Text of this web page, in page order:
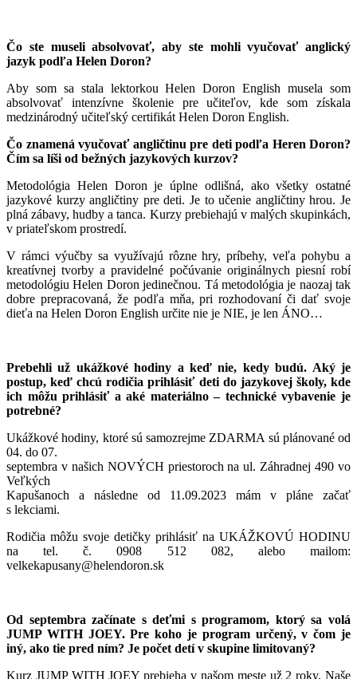
Čo ste museli absolvovať, aby ste mohli vyučovať anglický
jazyk podľa Helen Doron?
Aby som sa stala lektorkou Helen Doron English musela som
absolvovať intenzívne školenie pre učiteľov, kde som získala
medzinárodný učiteľský certifikát Helen Doron English.
Čo znamená vyučovať angličtinu pre deti podľa Heren Doron?
Čím sa líši od bežných jazykových kurzov?
Metodológia Helen Doron je úplne odlišná, ako všetky ostatné
jazykové kurzy angličtiny pre deti. Je to učenie angličtiny hrou. Je
plná zábavy, hudby a tanca. Kurzy prebiehajú v malých skupinkách,
v priateľskom prostredí.
V rámci výučby sa využívajú rôzne hry, príbehy, veľa pohybu a
kreatívnej tvorby a pravidelné počúvanie originálnych piesní robí
metodológiu Helen Doron jedinečnou. Tá metodológia je naozaj tak
dobre prepracovaná, že podľa mňa, pri rozhodovaní či dať svoje
dieťa na Helen Doron English určite nie je NIE, je len ÁNO…
Prebehli už ukážkové hodiny a keď nie, kedy budú. Aký je
postup, keď chcúrodičia prihlásiť deti do jazykovej školy, kde
ich môžu prihlásiť a aké materiálno – technické vybavenie je
potrebné?
Ukážkové hodiny, ktoré sú samozrejme ZDARMA sú plánované od
04. do 07.
septembra v našich NOVÝCH priestoroch na ul. Záhradnej 490 vo
Veľkých
Kapušanoch a následne od 11.09.2023 mám v pláne začať
s lekciami.
Rodičia môžu svoje detičky prihlásiť na UKÁŽKOVÚ HODINU
na tel. č. 0908 512 082, alebo mailom:
velkekapusany@helendoron.sk
Od septembra začínate s deťmi s programom, ktorý sa volá
JUMP WITH JOEY. Pre koho je program určený, v čom je
iný, ako tie pred ním? Je počet detí v skupine limitovaný?
Kurz JUMP WITH JOEY prebieha v našom meste už 2 roky. Naše